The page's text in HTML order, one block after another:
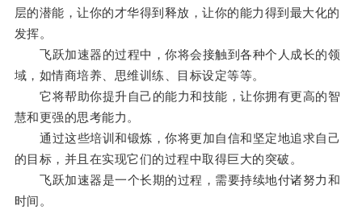
层的潜能，让你的才华得到释放，让你的能力得到最大化的
发挥。
飞跃加速器的过程中，你将会接触到各种个人成长的领
域，如情商培养、思维训练、目标设定等等。
它将帮助你提升自己的能力和技能，让你拥有更高的智
慧和更强的思考能力。
通过这些培训和锻炼，你将更加自信和坚定地追求自己
的目标，并且在实现它们的过程中取得巨大的突破。
飞跃加速器是一个长期的过程，需要持续地付诸努力和
时间。